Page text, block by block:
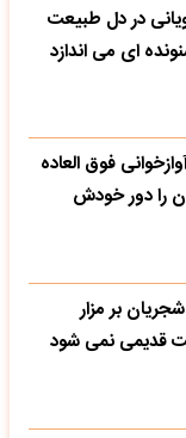
در دل طبیعت
ای می اندازد
فوق العاده
را دور خودش
بر مزار
قدیمی نمی شود